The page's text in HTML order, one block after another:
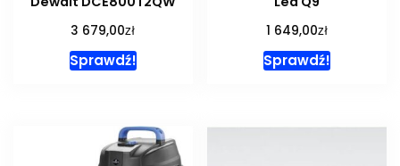
3 679,00zł
Sprawdź!
1 649,00zł
Sprawdź!